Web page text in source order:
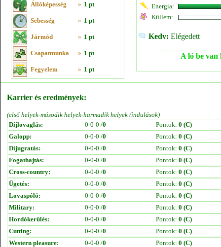
Állóképesség » 1 pt
Sebesség » 1 pt
Jármód » 1 pt
Csapatmunka » 1 pt
Fegyelem » 1 pt
Energia:
Küllem:
Kedv: Elégedett
A ló be van
Karrier és eredmények:
(első helyek-második helyek-harmadik helyek /indulások)
Díjlovaglás:
0-0-0 /0 Pontok: 0 (C)
Galopp:
0-0-0 /0 Pontok: 0 (C)
Díjugratás:
0-0-0 /0 Pontok: 0 (C)
Fogathajtás:
0-0-0 /0 Pontok: 0 (C)
Cross-country:
0-0-0 /0 Pontok: 0 (C)
Ügetés:
0-0-0 /0 Pontok: 0 (C)
Lovaspóló:
0-0-0 /0 Pontok: 0 (C)
Military:
0-0-0 /0 Pontok: 0 (C)
Hordókerülés:
0-0-0 /0 Pontok: 0 (C)
Cutting:
0-0-0 /0 Pontok: 0 (C)
Western pleasure:
0-0-0 /0 Pontok: 0 (C)